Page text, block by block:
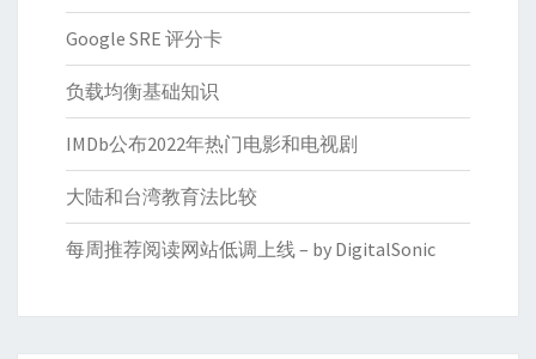
Google SRE 评分卡
负载均衡基础知识
IMDb公布2022年热门电影和电视剧
大陆和台湾教育法比较
每周推荐阅读网站低调上线 – by DigitalSonic